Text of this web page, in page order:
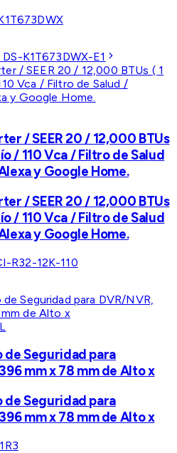
DS-K1T673DWX-E1
/ SEER 20 / 12,000 BTUs
/ 110 Vca / Filtro de Salud
y Google Home.
/ SEER 20 / 12,000 BTUs
/ 110 Vca / Filtro de Salud
y Google Home.
R32-12K-110
de Seguridad para
mm x 78 mm de Alto x
de Seguridad para
mm x 78 mm de Alto x